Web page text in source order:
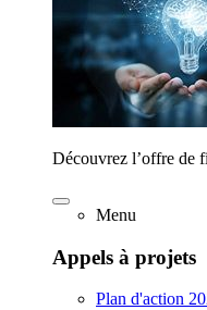
Découvrez l’offre de
Menu
Appels à projets
Plan d'action